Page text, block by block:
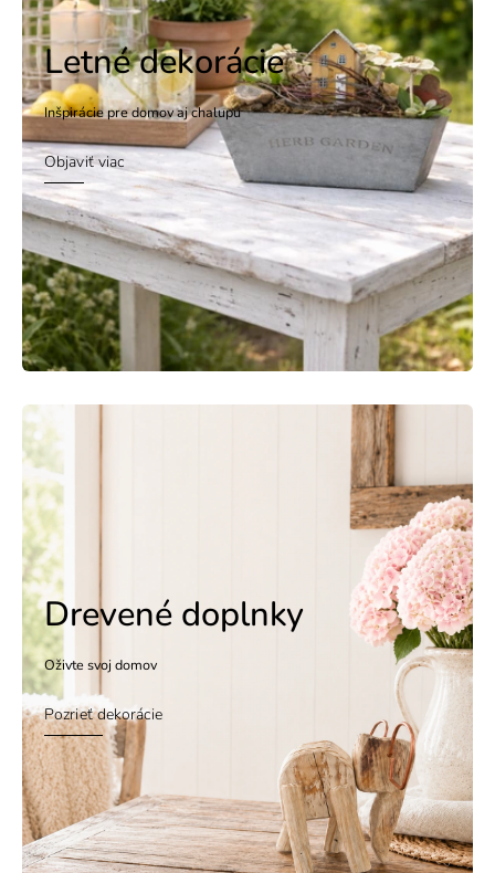
Letné dekorácie
Inšpirácie pre domov aj chalupu
Objaviť viac
Drevené doplnky
Oživte svoj domov
Pozrieť dekorácie